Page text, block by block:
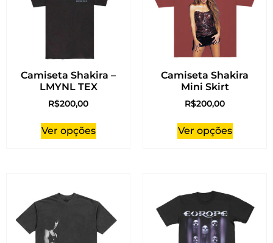
Camiseta Shakira –
LMYNL TEX
R$200,00
Ver opções
Camiseta Shakira
Mini Skirt
R$200,00
Ver opções